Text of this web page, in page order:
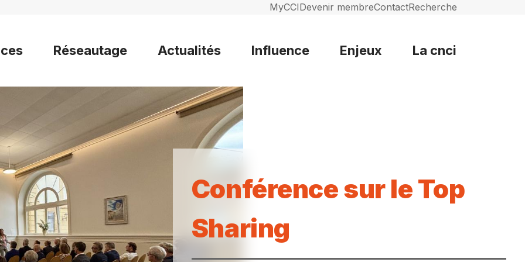
MyCCIDevenir membreContactRecherche
Réseautage Actualités Influence Enjeux La cnci
Conférence sur le Top
Sharing